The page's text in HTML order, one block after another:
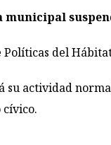
municipal
Políticas del
actividad